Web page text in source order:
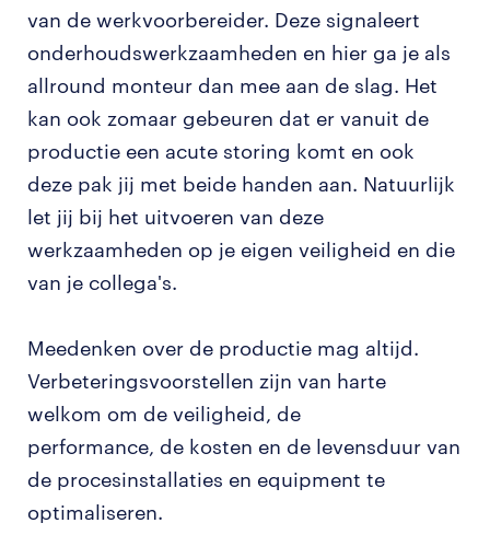
van de werkvoorbereider. Deze signaleert
onderhoudswerkzaamheden en hier ga je als
allround monteur dan mee aan de slag. Het
kan ook zomaar gebeuren dat er vanuit de
productie een acute storing komt en ook
deze pak jij met beide handen aan. Natuurlijk
let jij bij het uitvoeren van deze
werkzaamheden op je eigen veiligheid en die
van je collega's.
Meedenken over de productie mag altijd.
Verbeteringsvoorstellen zijn van harte
welkom om de veiligheid, de
performance, de kosten en de levensduur van
de procesinstallaties en equipment te
optimaliseren.